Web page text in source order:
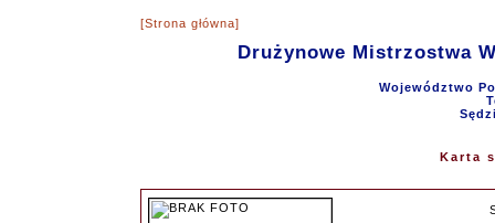
[Strona główna]
Drużynowe Mistrzostwa
Województwo
Karta